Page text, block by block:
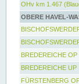
OHv km 1.467
OBERE HAVEL-
BREDEREICHE OP
BREDEREICHE UP
FÜRSTENBERG